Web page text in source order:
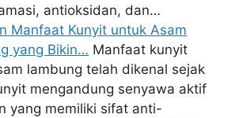
antioksidan, dan…
Manfaat Kunyit untuk Asam
yang Bikin… Manfaat kunyit
lambung telah dikenal sejak
mengandung senyawa aktif
yang memiliki sifat anti-